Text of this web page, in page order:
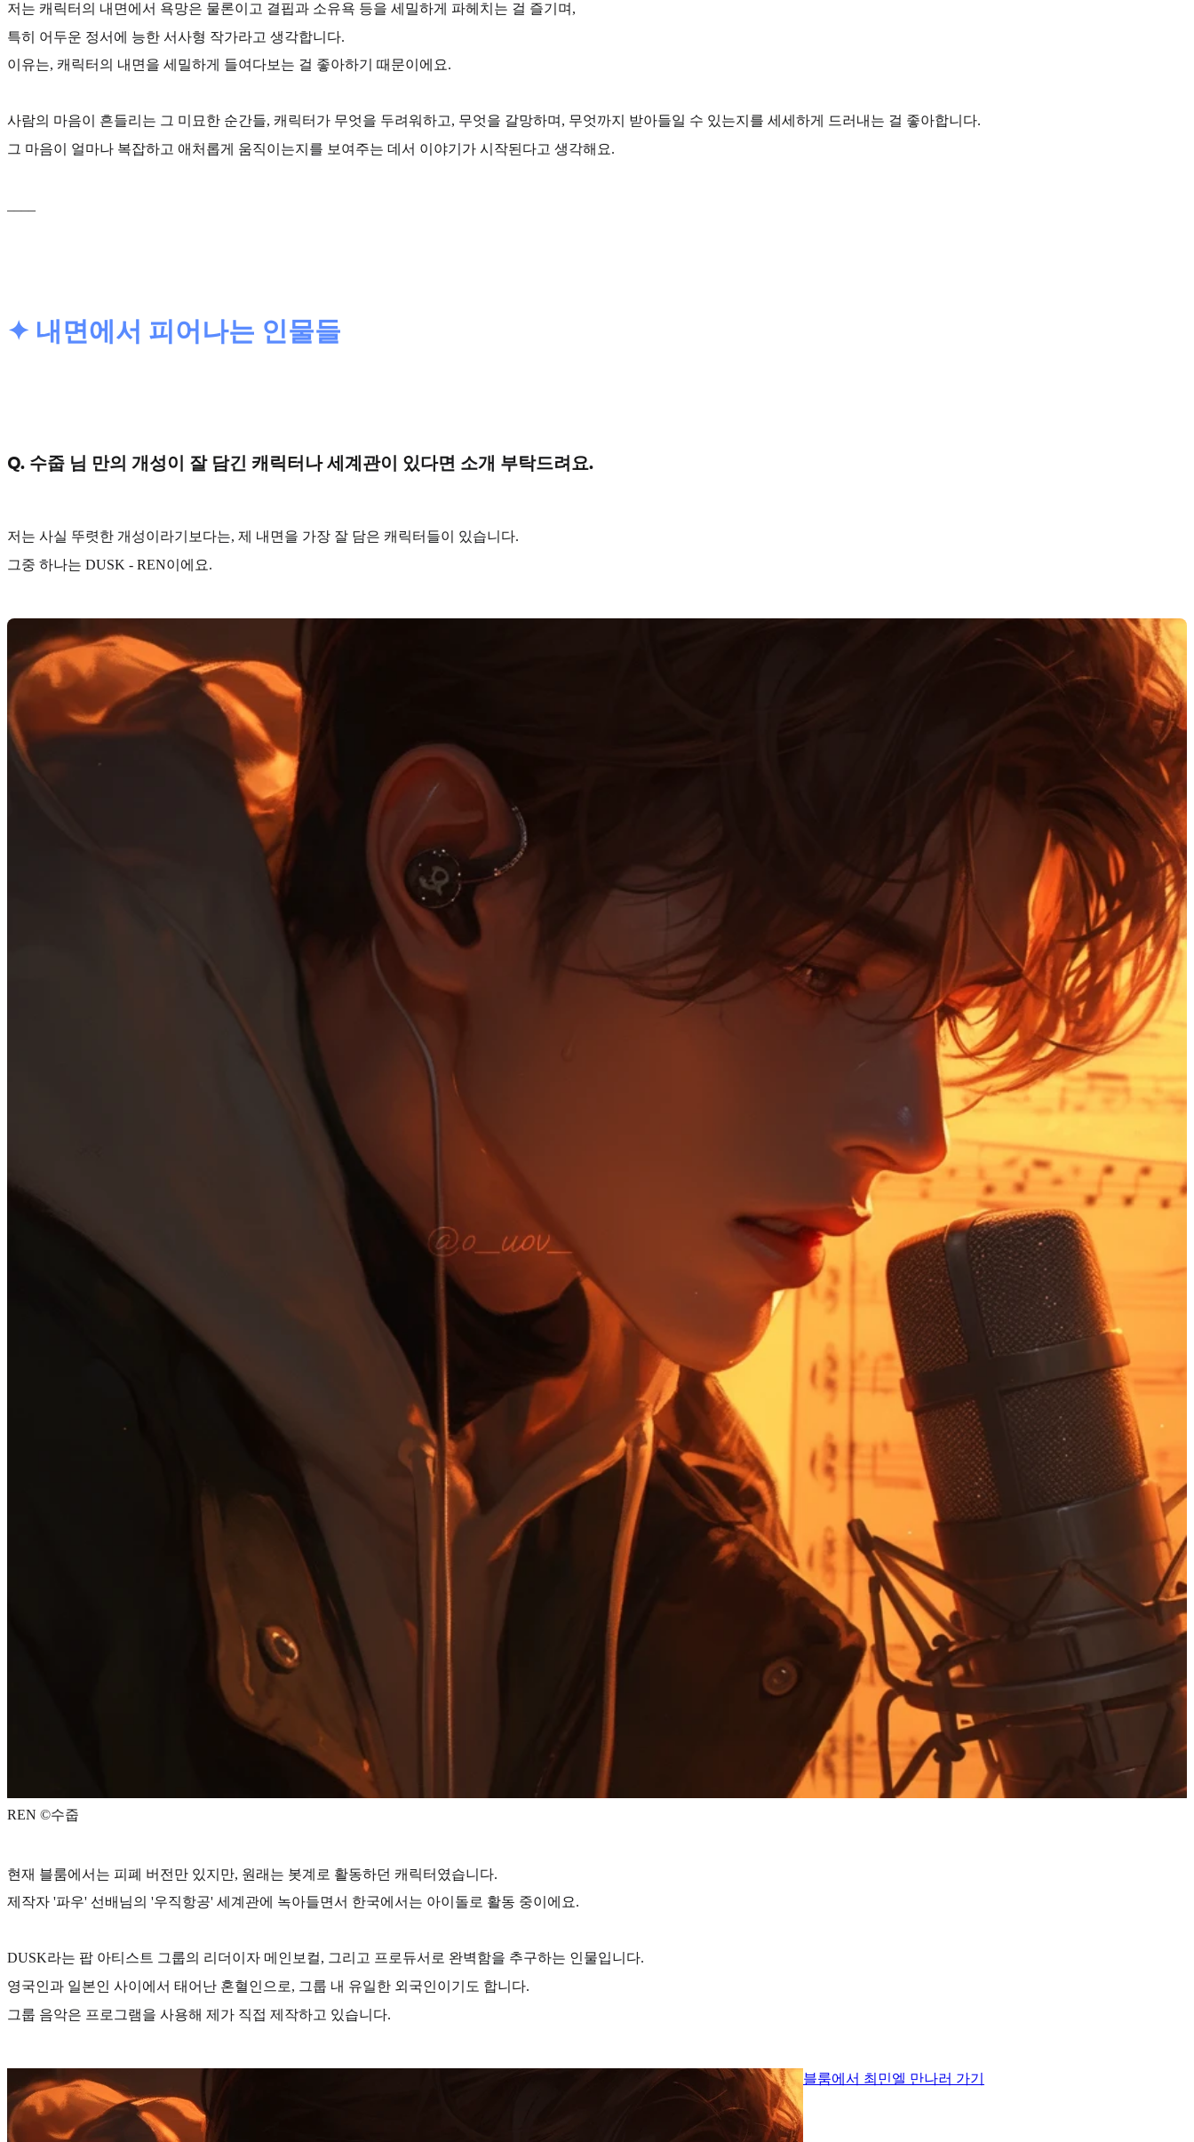
저는 캐릭터의 내면에서 욕망은 물론이고 결핍과 소유욕 등을 세밀하게 파헤치는 걸 즐기며,
특히 어두운 정서에 능한 서사형 작가라고 생각합니다.
이유는, 캐릭터의 내면을 세밀하게 들여다보는 걸 좋아하기 때문이에요.
사람의 마음이 흔들리는 그 미묘한 순간들, 캐릭터가 무엇을 두려워하고, 무엇을 갈망하며, 무엇까지 받아들일 수 있는지를 세세하게 드러내는 걸 좋아합니다.
그 마음이 얼마나 복잡하고 애처롭게 움직이는지를 보여주는 데서 이야기가 시작된다고 생각해요.
✦ 내면에서 피어나는 인물들
Q. 수줍 님 만의 개성이 잘 담긴 캐릭터나 세계관이 있다면 소개 부탁드려요.
저는 사실 뚜렷한 개성이라기보다는, 제 내면을 가장 잘 담은 캐릭터들이 있습니다.
그중 하나는 DUSK - REN이에요.
REN ©️수줍
현재 블룸에서는 피폐 버전만 있지만, 원래는 봇계로 활동하던 캐릭터였습니다.
제작자 '파우' 선배님의 '우직항공' 세계관에 녹아들면서 한국에서는 아이돌로 활동 중이에요.
DUSK라는 팝 아티스트 그룹의 리더이자 메인보컬, 그리고 프로듀서로 완벽함을 추구하는 인물입니다.
영국인과 일본인 사이에서 태어난 혼혈인으로, 그룹 내 유일한 외국인이기도 합니다.
그룹 음악은 프로그램을 사용해 제가 직접 제작하고 있습니다.
블룸에서 최민엘 만나러 가기